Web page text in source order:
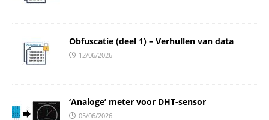
Obfuscatie (deel 1) – Verhullen van data
12/06/2026
‘Analoge’ meter voor DHT-sensor
05/06/2026